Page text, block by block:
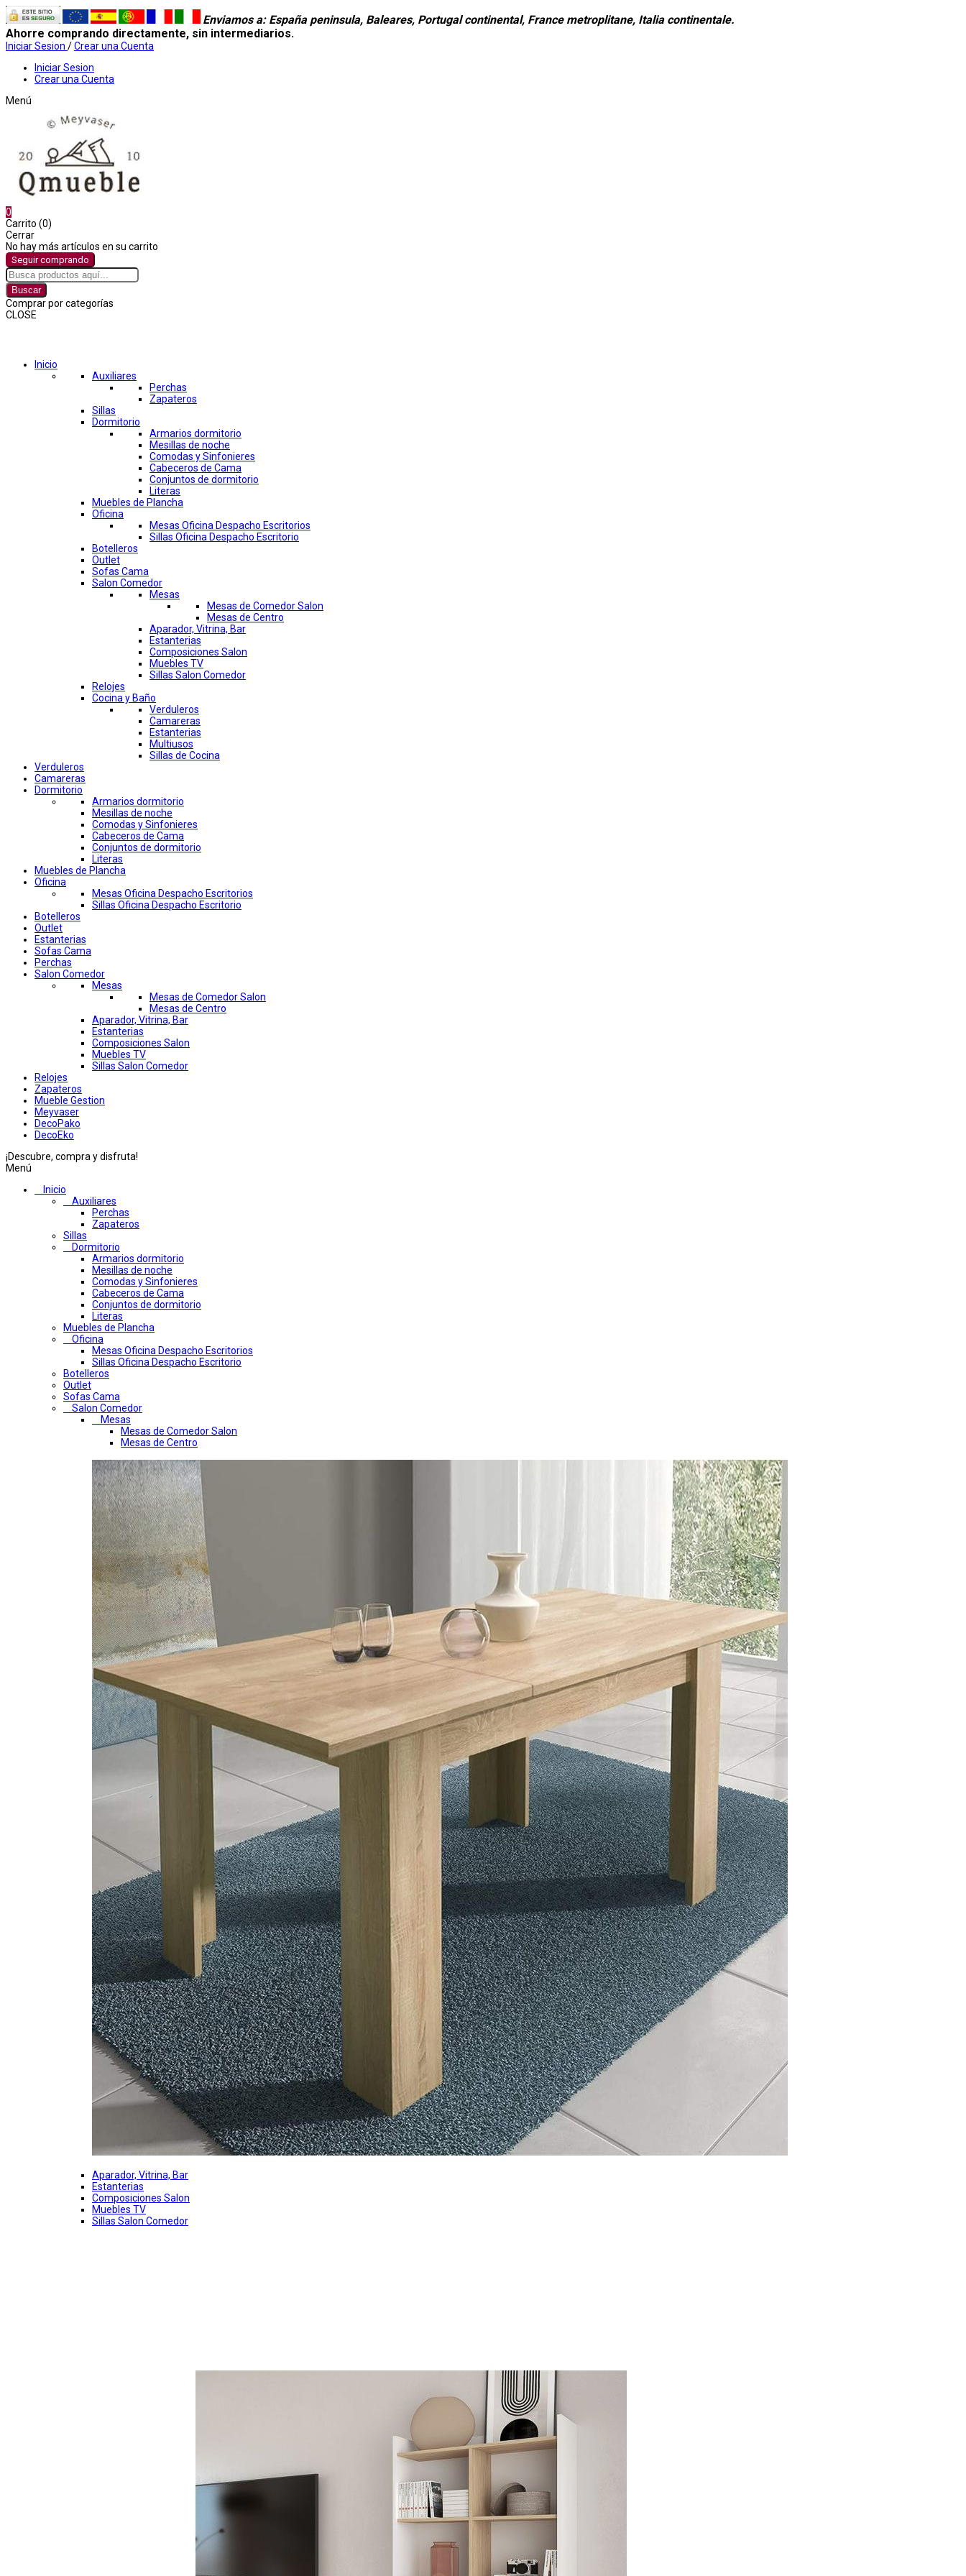
Enviamos a: España peninsula, Baleares, Portugal continental, France metroplitane, Italia continentale.
Ahorre comprando directamente, sin intermediarios.
Iniciar Sesion /Crear una Cuenta
Iniciar Sesion
Crear una Cuenta
Menú
0
Carrito (0)
Cerrar
No hay más artículos en su carrito
Seguir comprando
Buscar
Comprar por categorías
CLOSE
Inicio
Auxiliares
Perchas
Zapateros
Sillas
Dormitorio
Armarios dormitorio
Mesillas de noche
Comodas y Sinfonieres
Cabeceros de Cama
Conjuntos de dormitorio
Literas
Muebles de Plancha
Oficina
Mesas Oficina Despacho Escritorios
Sillas Oficina Despacho Escritorio
Botelleros
Outlet
Sofas Cama
Salon Comedor
Mesas
Mesas de Comedor Salon
Mesas de Centro
Aparador, Vitrina, Bar
Estanterias
Composiciones Salon
Muebles TV
Sillas Salon Comedor
Relojes
Cocina y Baño
Verduleros
Camareras
Estanterias
Multiusos
Sillas de Cocina
Verduleros
Camareras
Dormitorio
Armarios dormitorio
Mesillas de noche
Comodas y Sinfonieres
Cabeceros de Cama
Conjuntos de dormitorio
Literas
Muebles de Plancha
Oficina
Mesas Oficina Despacho Escritorios
Sillas Oficina Despacho Escritorio
Botelleros
Outlet
Estanterias
Sofas Cama
Perchas
Salon Comedor
Mesas
Mesas de Comedor Salon
Mesas de Centro
Aparador, Vitrina, Bar
Estanterias
Composiciones Salon
Muebles TV
Sillas Salon Comedor
Relojes
Zapateros
Mueble Gestion
Meyvaser
DecoPako
DecoEko
¡Descubre, compra y disfruta!
Menú
Inicio
Auxiliares
Perchas
Zapateros
Sillas
Dormitorio
Armarios dormitorio
Mesillas de noche
Comodas y Sinfonieres
Cabeceros de Cama
Conjuntos de dormitorio
Literas
Muebles de Plancha
Oficina
Mesas Oficina Despacho Escritorios
Sillas Oficina Despacho Escritorio
Botelleros
Outlet
Sofas Cama
Salon Comedor
Mesas
Mesas de Comedor Salon
Mesas de Centro
Aparador, Vitrina, Bar
Estanterias
Composiciones Salon
Muebles TV
Sillas Salon Comedor